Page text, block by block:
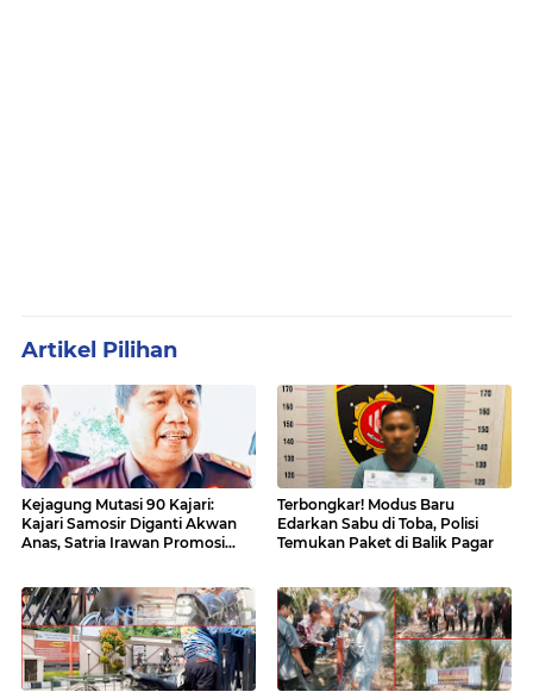
Artikel Pilihan
Kejagung Mutasi 90 Kajari:
Kajari Samosir Diganti Akwan
Anas, Satria Irawan Promosi
Terbongkar! Modus Baru
Edarkan Sabu di Toba, Polisi
Temukan Paket di Balik Pagar